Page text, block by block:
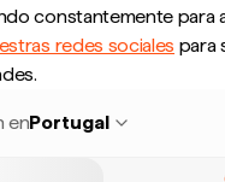
constantemente para
redes sociales para
enPortugal